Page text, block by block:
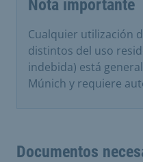
Nota importante
Cualquier utilización
distintos del uso
indebida) está
Múnich y requiere
Documentos